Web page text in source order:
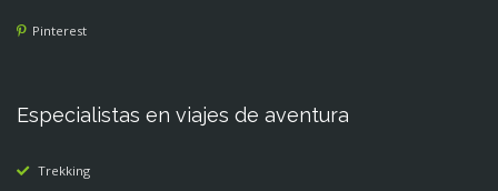
Pinterest
Especialistas en viajes de aventura
Trekking